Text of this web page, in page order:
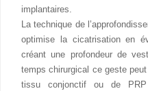
implantaires.
La technique de
optimise la cicatrisation en
créant une profondeur de
temps chirurgical ce geste
tissu conjonctif ou de